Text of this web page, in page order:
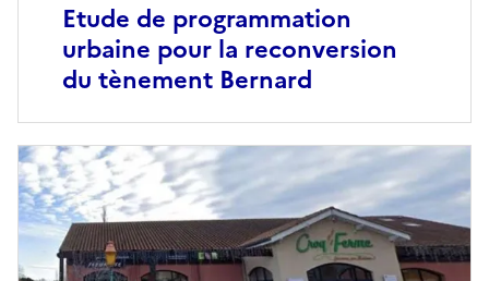
Etude de programmation
urbaine pour la reconversion
du tènement Bernard